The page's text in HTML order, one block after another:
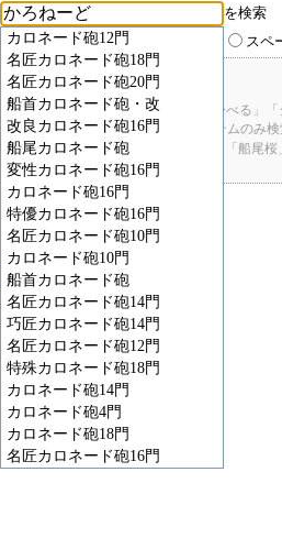
カロネード砲12門
名匠カロネード砲18門
名匠カロネード砲20門
船首カロネード砲・改
改良カロネード砲16門
船尾カロネード砲
変性カロネード砲16門
カロネード砲16門
特優カロネード砲16門
名匠カロネード砲10門
カロネード砲10門
船首カロネード砲
名匠カロネード砲14門
巧匠カロネード砲14門
名匠カロネード砲12門
特殊カロネード砲18門
カロネード砲14門
カロネード砲4門
カロネード砲18門
名匠カロネード砲16門
を検索
たキーワードのいずれかを含む スペ
さい。
曖昧に検索できます。
索したい場合: 「しゅばいつあーさーべる」
+2」で検索すると、操舵+2のアイテムのみ
ます。「カテ1」「C1」「ロット1」「船尾
D
降順